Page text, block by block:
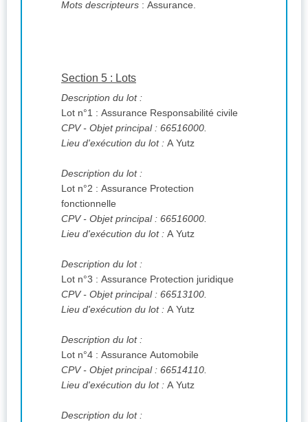
Mots descripteurs : Assurance.
Section 5 : Lots
Description du lot :
Lot n°1 : Assurance Responsabilité civile
CPV- Objet principal : 66516000.
Lieu d'exécution du lot : A Yutz
Description du lot :
Lot n°2 : Assurance Protection
fonctionnelle
CPV- Objet principal : 66516000.
Lieu d'exécution du lot : A Yutz
Description du lot :
Lot n°3 : Assurance Protection juridique
CPV- Objet principal : 66513100.
Lieu d'exécution du lot : A Yutz
Description du lot :
Lot n°4 : Assurance Automobile
CPV- Objet principal : 66514110.
Lieu d'exécution du lot : A Yutz
Description du lot :